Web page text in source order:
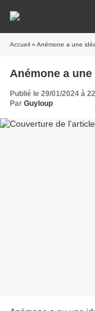
Accueil » Anémone a une
Anémone a une
Publié le 29/01/2024 à
Par Guyloup